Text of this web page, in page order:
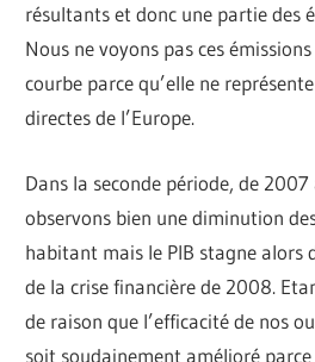
résultants et donc une partie des
Nous ne voyons pas ces
courbe parce qu’elle ne
directes de l’Europe.
Dans la seconde période, de
observons bien une diminution
habitant mais le PIB stagne alors
de la crise financière de 2008.
de raison que l’efficacité de nos
soit soudainement amélioré